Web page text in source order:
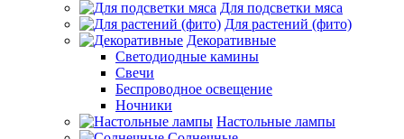
Для подсветки мяса
Для растений (фито)
Декоративные
Светодиодные камины
Свечи
Беспроводное освещение
Ночники
Настольные лампы